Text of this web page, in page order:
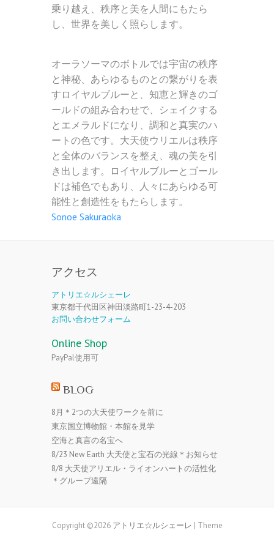
乗り越え、秩序と美を人間にもたら
し、世界を美しく照らします。
オーラソーマのボトルでは宇宙の秩序
と神秘、あらゆるものとの繋がりを表
すロイヤルブルーと、知恵と輝きのゴ
ールドの組み合わせで、シェイクする
とエメラルドになり、調和と真実のハ
ートの色です。大天使ウリエルは秩序
と全体のバランスを整え、魂の美を引
き出します。ロイヤルブルーとゴール
ドは補色でもあり、人々にあらゆる可
能性と創造性をもたらします。
Sonoe Sakuraoka
アクセス
アトリエ☆ルシェーレ
東京都千代田区神田淡路町1-23-4-203
お問い合わせフォーム
Online Shop
PayPal使用可
BLOG
8月＊2つの大天使ワークを前に
東京国立博物館・本館を見学
空海と真言の名宝へ
8/23 New Earth 大天使と宝石の光線＊お知らせ
8/8 大天使アリエル・ライオンハートの活性化
＊グループ遠隔
Copyright ©2026 アトリエ☆ルシェーレ | Theme